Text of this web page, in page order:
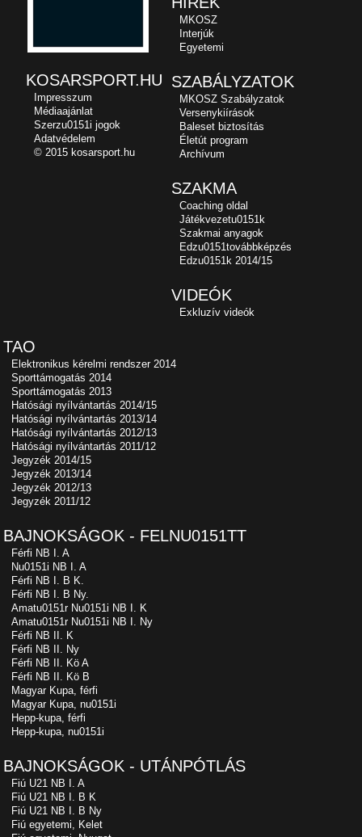
MKOSZ
Interjúk
Egyetemi
SZABÁLYZATOK
MKOSZ Szabályzatok
Versenykiírások
Baleset biztosítás
Életút program
Archívum
SZAKMA
Coaching oldal
Játékvezetu0151k
Szakmai anyagok
Edzu0151továbbképzés
Edzu0151k 2014/15
VIDEÓK
Exkluzív videók
TAO
Elektronikus kérelmi rendszer 2014
Sporttámogatás 2014
Sporttámogatás 2013
Hatósági nyílvántartás 2014/15
Hatósági nyílvántartás 2013/14
Hatósági nyílvántartás 2012/13
Hatósági nyílvántartás 2011/12
Jegyzék 2014/15
Jegyzék 2013/14
Jegyzék 2012/13
Jegyzék 2011/12
BAJNOKSÁGOK - FELNU0151TT
Férfi NB I. A
Nu0151i NB I. A
Férfi NB I. B K.
Férfi NB I. B Ny.
Amatu0151r Nu0151i NB I. K
Amatu0151r Nu0151i NB I. Ny
Férfi NB II. K
Férfi NB II. Ny
Férfi NB II. Kö A
Férfi NB II. Kö B
Magyar Kupa, férfi
Magyar Kupa, nu0151i
Hepp-kupa, férfi
Hepp-kupa, nu0151i
BAJNOKSÁGOK - UTÁNPÓTLÁS
Fiú U21 NB I. A
Fiú U21 NB I. B K
Fiú U21 NB I. B Ny
Fiú egyetemi, Kelet
KOSARSPORT.HU
Impresszum
Médiaajánlat
Szerzu0151i jogok
Adatvédelem
© 2015 kosarsport.hu